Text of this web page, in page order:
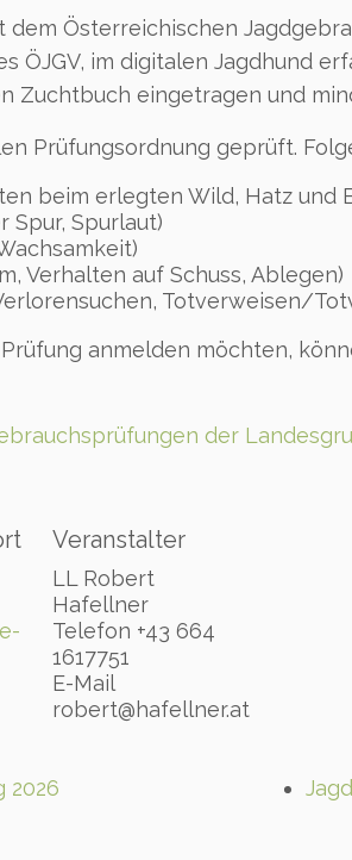
Österreichischen
ÖJGV, im digitalen Jagdhund
Zuchtbuch eingetragen und
Prüfungsordnung geprüft.
beim erlegten Wild, Hatz und
Spur, Spurlaut)
Verhalten auf Schuss, Ablegen)
Totverweisen/
anmelden möchten,
der
Veranstalter
LL Robert
Hafellner
Telefon +43 664
1617751
E-Mail
robert@hafellner.at
2026